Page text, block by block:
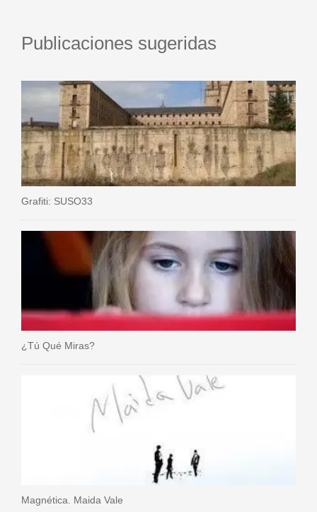
Publicaciones sugeridas
Grafiti: SUSO33
¿Tú Qué Miras?
Magnética. Maida Vale